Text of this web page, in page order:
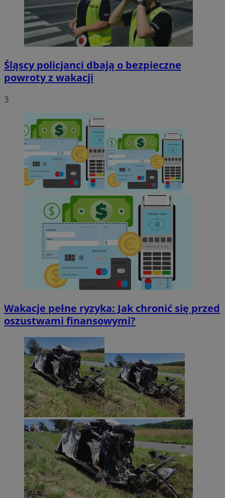
Śląscy policjanci dbają o bezpieczne
powroty z wakacji
3
Wakacje pełne ryzyka: Jak chronić się przed
oszustwami finansowymi?